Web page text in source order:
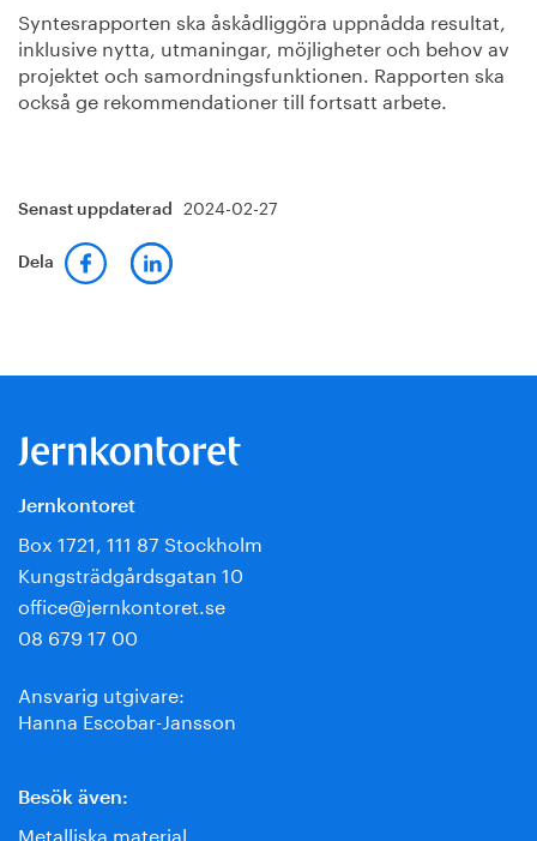
Syntesrapporten ska åskådliggöra uppnådda resultat,
inklusive nytta, utmaningar, möjligheter och behov av
projektet och samordningsfunktionen. Rapporten ska
också ge rekommendationer till fortsatt arbete.
Senast uppdaterad 2024-02-27
Dela
Jernkontoret
Box 1721, 111 87 Stockholm
Kungsträdgårdsgatan 10
office@jernkontoret.se
08 679 17 00
Ansvarig utgivare:
Hanna Escobar-Jansson
Besök även:
Metalliska material